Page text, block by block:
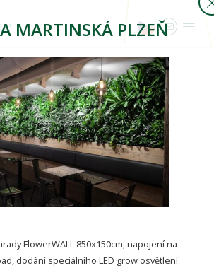
vás MARTINSKÁ PLZEŇ
FlowerWALL 850x150cm, napojení na
dodání speciálního LED grow osvětlení.